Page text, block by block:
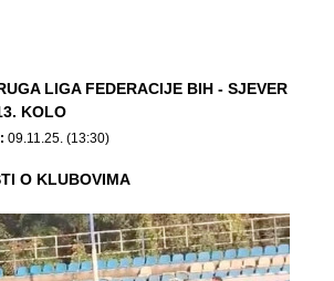
LIGA FEDERACIJE BIH - SJEVER
KOLO
09.11.25. (13:30)
O KLUBOVIMA